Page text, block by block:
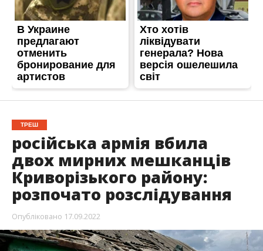
ТРЕШ
російська армія вбила
двох мирних мешканців
Криворізького району:
розпочато розслідування
Опубліковано 17.09.2022